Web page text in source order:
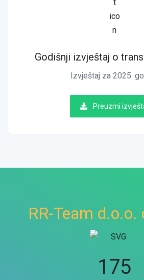
Godišnji izvještaj o
Izvještaj za 2025.
Preuzmi
RR-Team d.o.o.
229